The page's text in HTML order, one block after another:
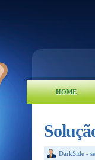
HOME
DarkSide -